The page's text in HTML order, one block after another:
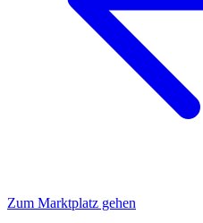
Zum Marktplatz gehen